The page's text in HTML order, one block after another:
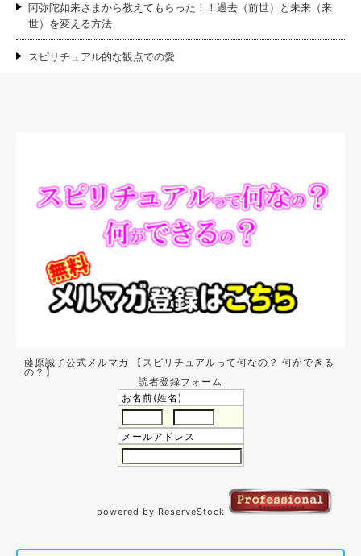
阿弥陀如来さまから教えてもらった！！過去（前世）と未来（来
世）を変える方法
スピリチュアル的な観点での愛
藤原誠了公式メルマガ 【スピリチュアルって何なの？ 何ができる
の？】
読者登録フォーム
お名前(姓名)
メールアドレス
powered by ReserveStock